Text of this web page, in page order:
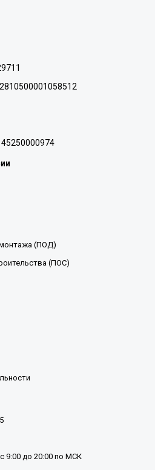
(ПОД)
(ПОС)
9:00 до 20:00 по МСК